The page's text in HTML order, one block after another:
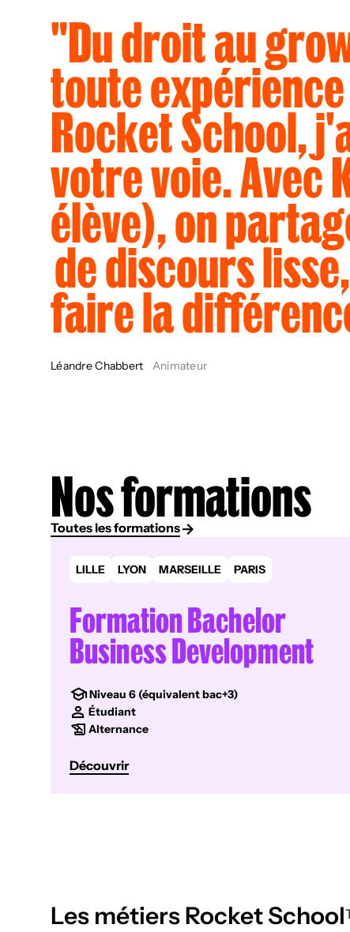
"Dudroitaugro
touteexpérience
RocketSchool,j'
votrevoie.Avec
élève),onpartag
dediscourslisse,
faireladifférenc
Léandre Chabbert Animateur
Nos formations
Toutes les formations
LILLE LYON MARSEILLE PARIS
Formation Bachelor
Business Development
Niveau 6 (équivalent bac+3)
Étudiant
Alternance
Découvrir
Les métiers Rocket School